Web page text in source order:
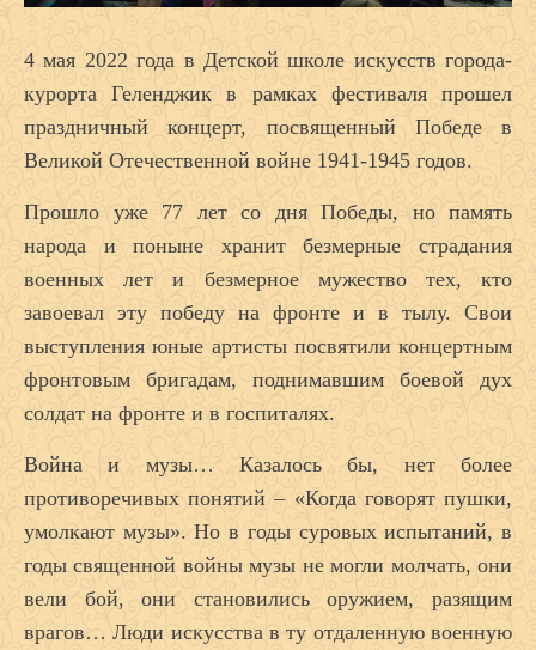
4 мая 2022 года в Детской школе искусств города-
курорта Геленджик в рамках фестиваля прошел
праздничный концерт, посвященный Победе в
Великой Отечественной войне 1941-1945 годов.
Прошло уже 77 лет со дня Победы, но память
народа и поныне хранит безмерные страдания
военных лет и безмерное мужество тех, кто
завоевал эту победу на фронте и в тылу. Свои
выступления юные артисты посвятили концертным
фронтовым бригадам, поднимавшим боевой дух
солдат на фронте и в госпиталях.
Война и музы… Казалось бы, нет более
противоречивых понятий – «Когда говорят пушки,
умолкают музы». Но в годы суровых испытаний, в
годы священной войны музы не могли молчать, они
вели бой, они становились оружием, разящим
врагов… Люди искусства в ту отдаленную военную